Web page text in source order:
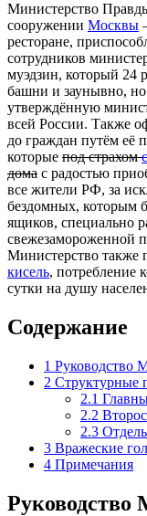
Министерство
сооружении Москвы
ресторане,
сотрудников
муэдзин, который 24
башни и заунывно,
утверждённую
всей России. Также
до граждан путём её
которые под страхом
дома c радостью
все жители РФ, за
бездомных, которым
ящиков, специально
свежезамороженной
Министерство также
кисель, потребление
сутки на душу
Содержание
1 Руководство
2 Структурные
2.1
2.2
2.3
3 Вражеские
4 Примечания
Руководство